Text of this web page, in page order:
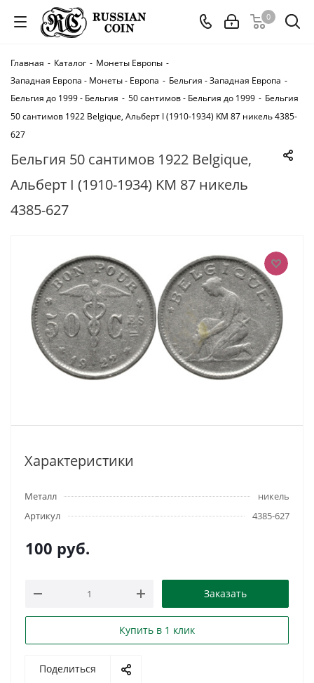
0
Главная - Каталог - Монеты Европы -
Западная Европа - Монеты - Европа - Бельгия - Западная Европа -
Бельгия до 1999 - Бельгия - 50 сантимов - Бельгия до 1999 - Бельгия
50 сантимов 1922 Belgique, Альберт I (1910-1934) KM 87 никель 4385-
627
Бельгия 50 сантимов 1922 Belgique,
Альберт I (1910-1934) KM 87 никель
4385-627
Характеристики
Металл
никель
Артикул
4385-627
100 руб.
Заказать
Купить в 1 клик
Поделиться